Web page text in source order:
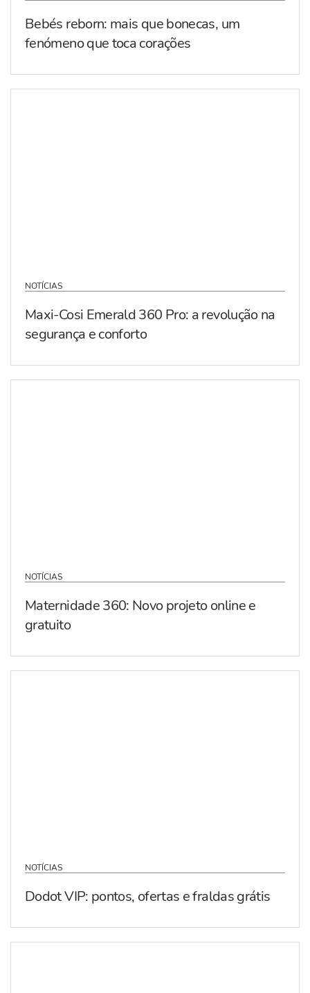
Bebés reborn: mais que bonecas, um
fenómeno que toca corações
NOTÍCIAS
Maxi-Cosi Emerald 360 Pro: a revolução na
segurança e conforto
NOTÍCIAS
Maternidade 360: Novo projeto online e
gratuito
NOTÍCIAS
Dodot VIP: pontos, ofertas e fraldas grátis